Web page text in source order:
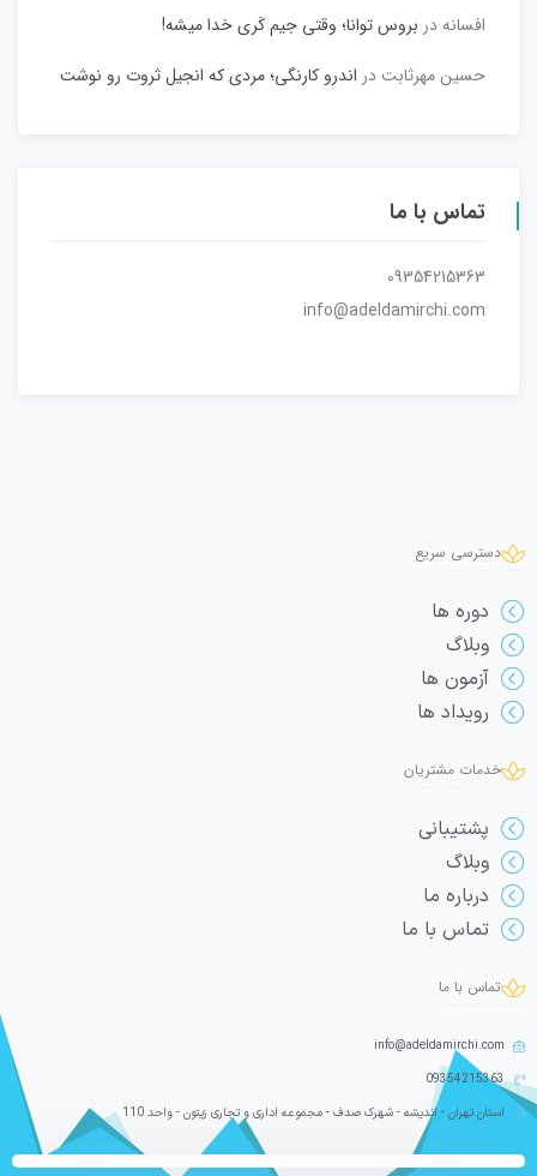
افسانه در بروس توانا؛ وقتی جیم کَری خدا میشه!
حسین مهرثابتدر اندرو کارنگی؛ مردی که انجیل ثروت رو نوشت
تماس با ما
09354215363
info@adeldamirchi.com
دسترسی سریع
دوره ها
وبلاگ
آزمون ها
رویداد ها
خدمات مشتریان
پشتیبانی
وبلاگ
درباره ما
تماس با ما
تماس با ما
info@adeldamirchi.com
09354215363
استان تهران - اندیشه - شهرک صدف - مجموعه اداری و تجاری زیتون - واحد 110